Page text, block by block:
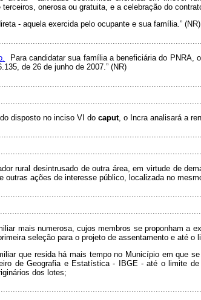
terceiros, onerosa ou gratuita, e a celebração do
- aquela exercida pelo ocupante e sua família.” (NR)
.
Para candidatar sua família a beneficiária do PNRA,
de 26 de junho de 2007.” (NR)
disposto no inciso VI do caput, o Incra analisará a
rural desintrusado de outra área, em virtude de
outras ações de interesse público, localizada no
mais numerosa, cujos membros se proponham a
seleção para o projeto de assentamento e até
que resida há mais tempo no Município em que
de Geografia e Estatística - IBGE - até o limite
dos lotes;